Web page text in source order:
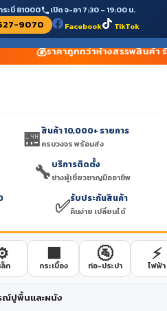
ระบี่ 81000 เปิด จ-อา 7:30 – 19:00 น.
9070 Facebook TikTok
💰ราคาถูกกว่าห้างสรรพสินค้า
🏪สินค้า 10,000+ รายการ
ครบวงจร พร้อมส่ง
🔧บริการติดตั้ง
ช่างผู้เชี่ยวชาญมืออาชีพ
✅รับประกันสินค้า
คืนง่าย เปลี่ยนได้
ล็ก
🟫
กระเบื้อง
🚰
ท่อ-ประปา
⚡
ไฟฟ้า
ณ์ปูพื้นและผนัง